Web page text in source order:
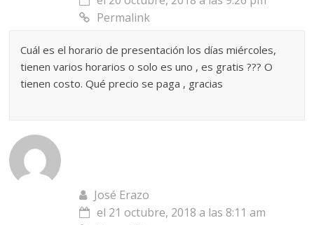
Permalink
Cuál es el horario de presentación los días miércoles,
tienen varios horarios o solo es uno , es gratis ??? O
tienen costo. Qué precio se paga , gracias
José Erazo
el 21 octubre, 2018 a las 8:11 am